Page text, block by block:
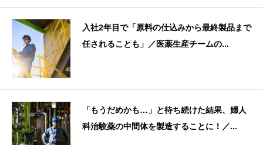
入社2年目で「原料の仕込みから最終製品まで
任されることも」／医薬生産チームの...
「もうだめかも…」と待ち続けた結果、婦人
科治験薬の中間体を製造することに！／...